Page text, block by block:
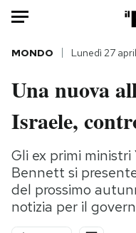
HOME
Italia
Politica
Tecnologia
MONDO Lunedì 27
Una nuova
Israele,
Gli ex primi
Bennett si
del prossimo
notizia per il